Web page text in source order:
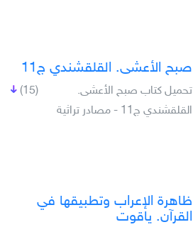
صبح الأعشى. القلقشندي ج11
(15)
تحميل كتاب صبح الأعشى.
القلقشندي ج11 - مصادر تراثية
ظاهرة الإعراب وتطبيقها في
القرآن. ياقوت